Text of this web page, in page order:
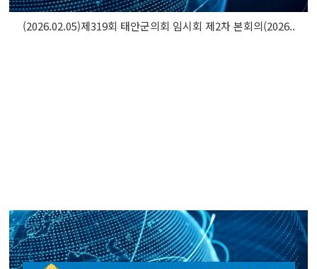
(2026.02.05)제319회 태안군의회 임시회 제2차 본회의(2026..